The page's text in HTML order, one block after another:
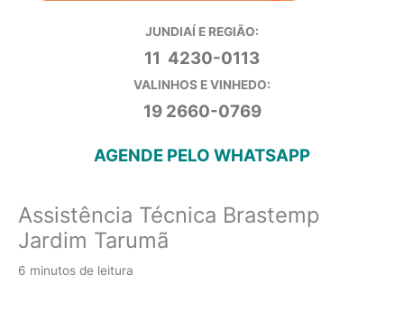
JUNDIAÍ E REGIÃO:
11 4230-0113
VALINHOS E VINHEDO:
19 2660-0769
AGENDE PELO WHATSAPP
Assistência Técnica Brastemp
Jardim Tarumã
6 minutos de leitura